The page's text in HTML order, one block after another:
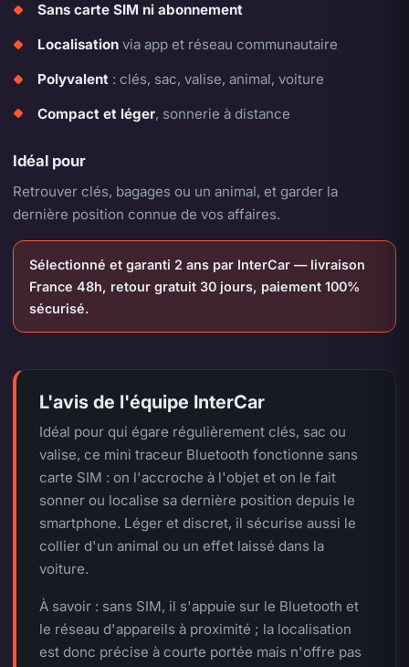
Sans carte SIM ni abonnement
Localisationvia app et réseau communautaire
Polyvalent : clés, sac, valise, animal, voiture
Compact et léger, sonnerie à distance
Idéal pour
Retrouver clés, bagages ou un animal, et garder la
dernière position connue de vos affaires.
Sélectionné et garanti 2 ans par InterCar — livraison
France 48h, retour gratuit 30 jours, paiement 100%
sécurisé.
L'avis de l'équipe InterCar
Idéal pour qui égare régulièrement clés, sac ou
valise, ce mini traceur Bluetooth fonctionne sans
carte SIM : on l'accroche à l'objet et on le fait
sonner ou localise sa dernière position depuis le
smartphone. Léger et discret, il sécurise aussi le
collier d'un animal ou un effet laissé dans la
voiture.
À savoir : sans SIM, il s'appuie sur le Bluetooth et
le réseau d'appareils à proximité ; la localisation
est donc précise à courte portée mais n'offre pas